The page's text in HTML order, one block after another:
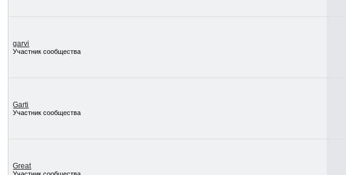
garvi
Участник сообщества
Garti
Участник сообщества
Great